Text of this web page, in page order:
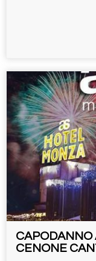
CAPODANNO
CENONE